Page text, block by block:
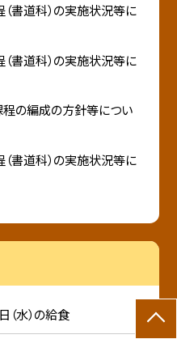
書道科）の実施状況等に
書道科）の実施状況等に
の編成の方針等につい
書道科）の実施状況等に
（水）の給食